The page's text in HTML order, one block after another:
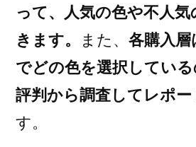
って、人気の色や不人
きます。
また、 各購入
でどの色を選択してい
評判から調査してレポー
す。